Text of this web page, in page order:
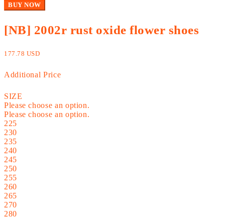
BUY NOW
[NB] 2002r rust oxide flower shoes
177.78 USD
Additional Price
SIZE
Please choose an option.
Please choose an option.
225
230
235
240
245
250
255
260
265
270
280